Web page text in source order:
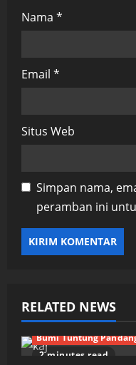
Nama *
Email *
Situs Web
Simpan nama,
peramban ini
RELATED NEWS
2 minutes read
Bumi Tuntung